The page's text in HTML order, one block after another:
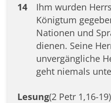
14
Ihm wurden
Königtum
Nationen und
dienen. Seine
unvergängliche
geht niemals
Lesung(2 Petr 1,16-19)